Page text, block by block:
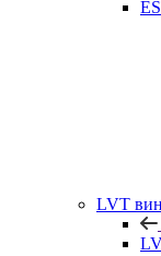
LVT